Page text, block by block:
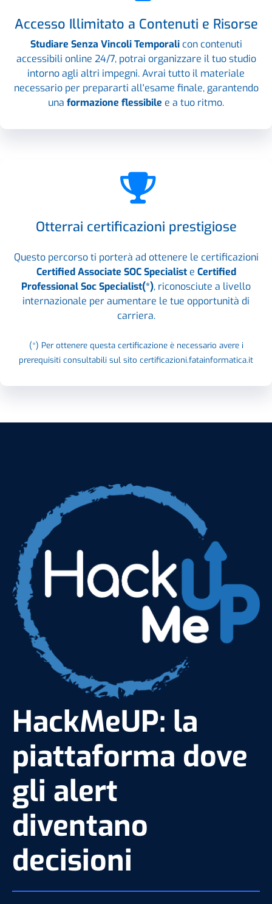
Accesso Illimitato a Contenuti e Risorse
Studiare Senza Vincoli Temporali con contenuti
accessibili online 24/7, potrai organizzare il tuo studio
intorno agli altri impegni. Avrai tutto il materiale
necessario per prepararti all'esame finale, garantendo
una formazione flessibile e a tuo ritmo.
Otterrai certificazioni prestigiose
Questo percorso ti porterà ad ottenere le certificazioni
Certified Associate SOC Specialiste Certified
Professional Soc Specialist(*), riconosciute a livello
internazionale per aumentare le tue opportunità di
carriera.
(*) Per ottenere questa certificazione è necessario avere i
prerequisiti consultabili sul sito certificazioni.fatainformatica.it
HackMeUP: la
piattaforma dove
gli alert
diventano
decisioni